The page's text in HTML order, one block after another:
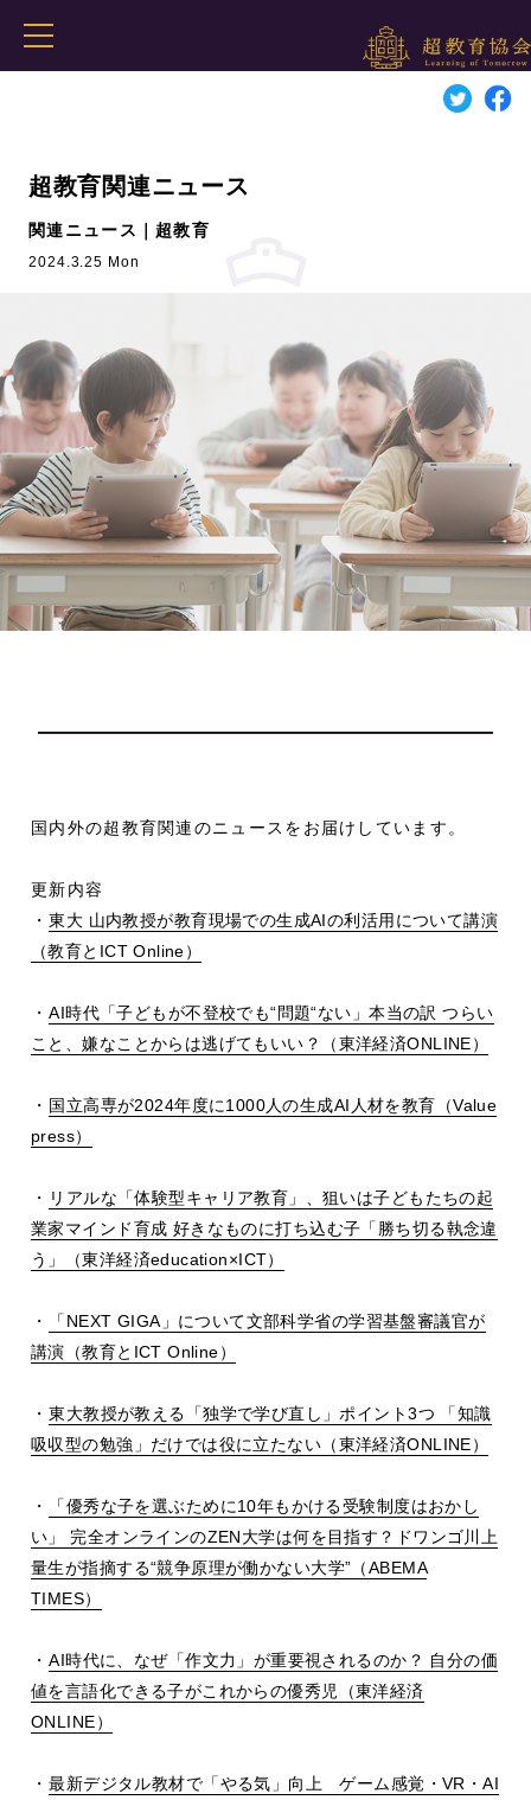
超教育関連ニュース
関連ニュース｜超教育
2024.3.25 Mon
国内外の超教育関連のニュースをお届けしています。
更新内容
・東大 山内教授が教育現場での生成AIの利活用について講演
（教育と ICT Online）
・AI時代「子どもが不登校でも“問題“ない」本当の訳 つらい
こと、嫌なことからは逃げてもいい？（東洋経済ONLINE）
・ 国立高専が2024年度に1000人の生成AI 人材を教育（Value
press）
・ リアルな「体験型キャリア教育」、狙いは子どもたちの起
業家マインド育成 好きなものに打ち込む子「勝ち切る執念違
う」（東洋経済education×ICT）
・ 「 NEXT GIGA 」について文部科学省の学習基盤審議官が
講演（教育と ICT Online）
・東大教授が教える「独学で学び直し」ポイント3つ 「知識
吸収型の勉強」だけでは役に立たない（東洋経済ONLINE）
・ 「優秀な子を選ぶために10年もかける受験制度はおかし
い」 完全オンラインのZEN大学は何を目指す？ドワンゴ川上
量生が指摘する“競争原理が働かない大学” （ABEMA
TIMES）
・AI時代に、なぜ「作文力」が重要視されるのか？ 自分の価
値を言語化できる子がこれからの優秀児（東洋経済
ONLINE）
・最新デジタル教材で「やる気」向上 ゲーム感覚・ VR ・AI